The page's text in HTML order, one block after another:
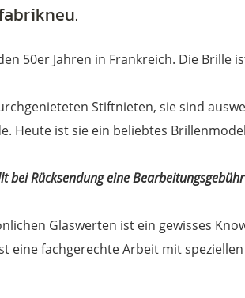
50er Jahren in Frankreich. Die
Stiftnieten, sie sind
Heute ist sie ein beliebtes
bei Rücksendung eine
Glaswerten ist ein gewisses
eine fachgerechte Arbeit mit